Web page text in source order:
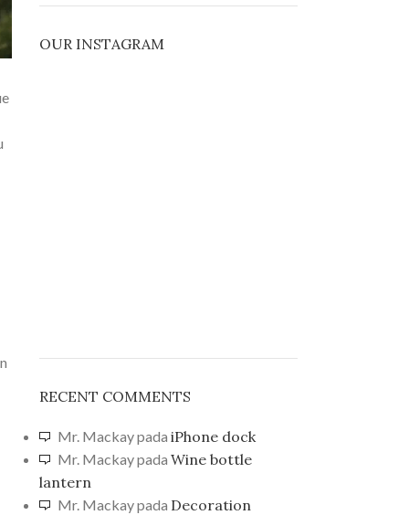
OUR INSTAGRAM
RECENT COMMENTS
Mr. Mackaypada iPhone dock
Mr. Mackaypada Wine bottle
lantern
Mr. Mackaypada Decoration